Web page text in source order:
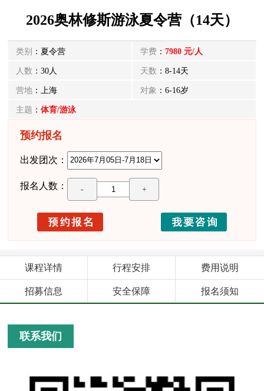
2026奥林修斯游泳夏令营（14天）
类别 ：夏令营 学费： 7980 元/人
人数 ：30人 天数 ：8-14天
营地 ：上海 对象 ：6-16岁
主题 ：体育/游泳
预约报名
出发团次：
报名人数： - +
课程详情 行程安排 费用说明
招募信息 安全保障 报名须知
联系我们